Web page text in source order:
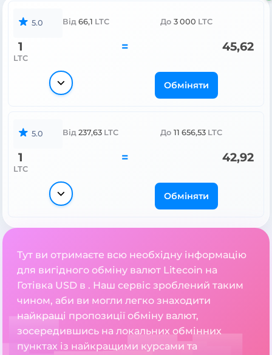
5.0 Від 66,1 LTC До 3 000 LTC
1
LTC
= 45,62
Обміняти
5.0 Від 237,63 LTC До 11 656,53 LTC
1
LTC
= 42,92
Обміняти
Тут ви отримаєте всю необхідну інформацію
для вигідного обміну валют Litecoin на
Готівка USD в . Наш сервіс зроблений таким
чином, аби ви могли легко знаходити
найкращі пропозиції обміну валют,
зосередившись на локальних обмінних
пунктах із найкращими курсами та